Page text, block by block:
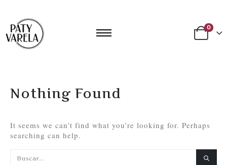
0
Nothing Found
It seems we can’t find what you’re looking for. Perhaps
searching can help.